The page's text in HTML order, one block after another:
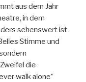
aus dem Jahr
in dem
sehenswert ist
Stimme und
die
walk alone”